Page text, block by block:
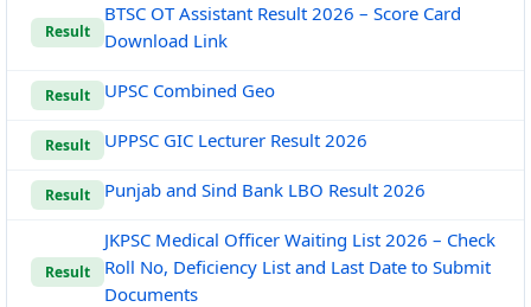
Result
BTSC OT Assistant Result 2026 – Score Card
Download Link
Result UPSC Combined Geo
Result UPPSC GIC Lecturer Result 2026
Result Punjab and Sind Bank LBO Result 2026
Result
JKPSC Medical Officer Waiting List 2026 – Check
Roll No, Deficiency List and Last Date to Submit
Documents